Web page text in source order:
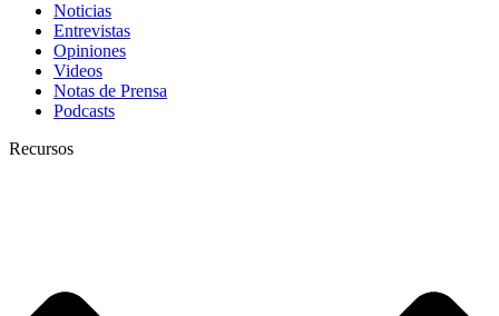
Noticias
Entrevistas
Opiniones
Videos
Notas de Prensa
Podcasts
Recursos